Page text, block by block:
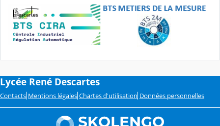
Lycée René Descartes
Contacts Mentions légales Chartes d'utilisation Données personnelles